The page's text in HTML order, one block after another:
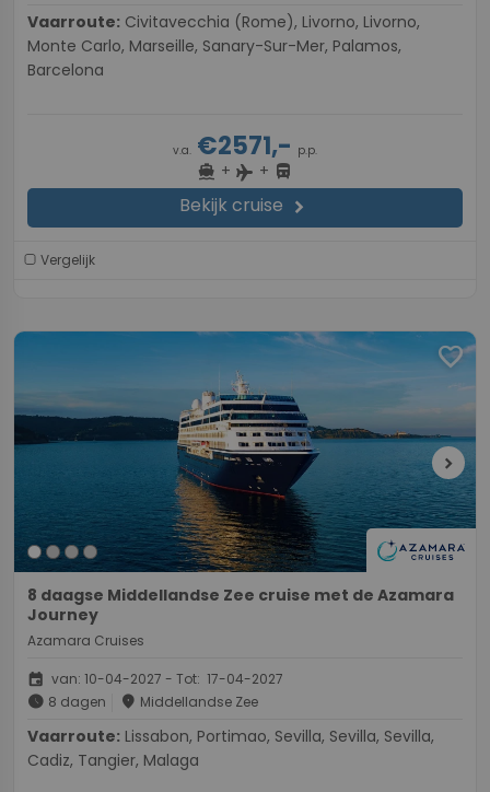
Vaarroute:
Monte Carlo, Marseille, Sanary-Sur-Mer, Palamos,
Barcelona
v.a. €2571,- p.p.
directions_boat + flight + directions_bus
Bekijk cruise chevron_right
Vergelijk
favorite
chevron_right
8 daagse Middellandse Zee cruise met de Azamara
Journey
Azamara Cruises
event van: 10-04-2027 - Tot: 17-04-2027
schedule 8 dagen place Middellandse Zee
Vaarroute:
Cadiz, Tangier, Malaga